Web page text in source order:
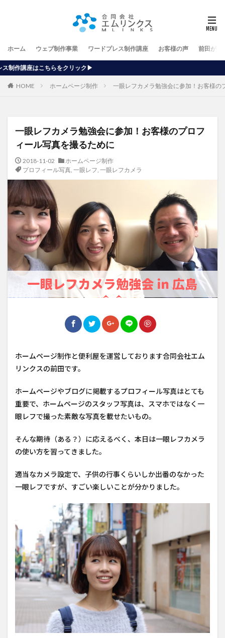
ホーム ウェブ制作事業 ワードプレス制作講座 お客様の声 前田が行
HOME ホームページ制作 一眼レフカメラ勉強会に参加！お客様の
一眼レフカメラ勉強会に参加！お客様のプロフ
ィール写真を撮るために
2018-11-02
ホームページ制作
プロフィール写真, 一眼レフ, 一眼レフカメラ
ホームページ制作と便利屋を運営しております合同会社エム
リンクスの前田です。
ホームページやブログに掲載するプロフィール写真はとても
重要で、ホームページのスタッフ写真は、スマホではなく一
眼レフで撮った素敵な写真を載せたいもの。
そんな期待（ある？）に応えるべく、本日は一眼レフカメラ
の使い方を習ってきました。
適当なカメラ設定で、子供の行事くらいしか出番のなかった
一眼レフですが、すごい楽しいことが分かりました。